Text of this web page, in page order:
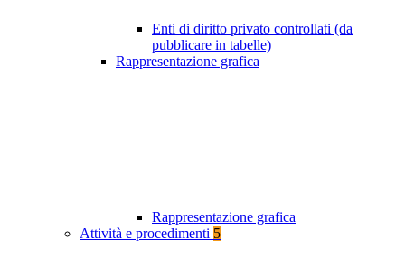
Enti di diritto privato controllati (da
pubblicare in tabelle)
Rappresentazione grafica
Rappresentazione grafica
Attività e procedimenti 5